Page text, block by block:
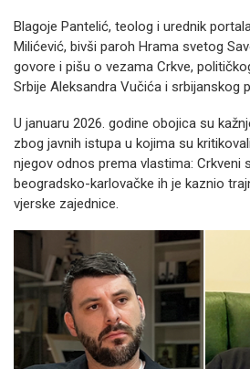
Blagoje Pantelić, teolog i urednik
Milićević, bivši paroh Hrama svetog
govore i pišu o vezama Crkve,
Srbije Aleksandra Vučića i srbijanskog
U januaru 2026. godine obojica su
zbog javnih istupa u kojima su
njegov odnos prema vlastima: Crkveni
beogradsko-karlovačke ih je kaznio
vjerske zajednice.